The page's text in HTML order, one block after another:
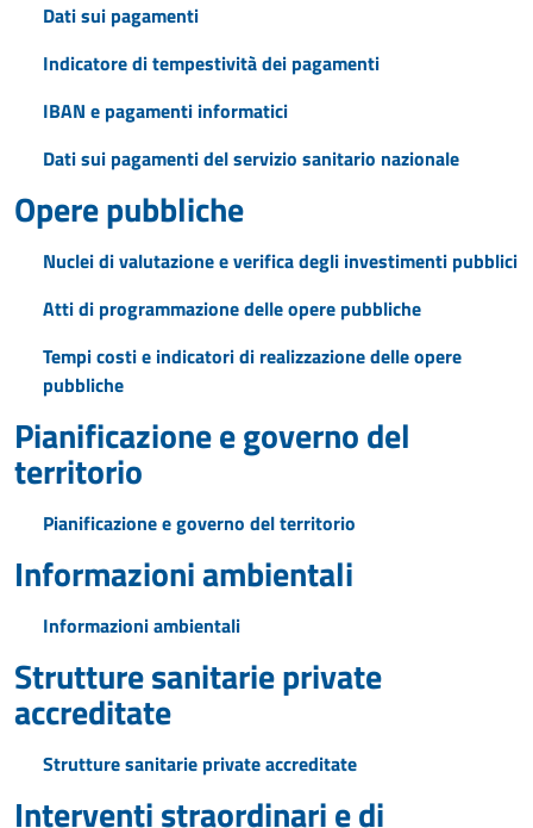
Dati sui pagamenti
Indicatore di tempestività dei pagamenti
IBAN e pagamenti informatici
Dati sui pagamenti del servizio sanitario nazionale
Opere pubbliche
Nuclei di valutazione e verifica degli investimenti pubblici
Atti di programmazione delle opere pubbliche
Tempi costi e indicatori di realizzazione delle opere
pubbliche
Pianificazione e governo del
territorio
Pianificazione e governo del territorio
Informazioni ambientali
Informazioni ambientali
Strutture sanitarie private
accreditate
Strutture sanitarie private accreditate
Interventi straordinari e di